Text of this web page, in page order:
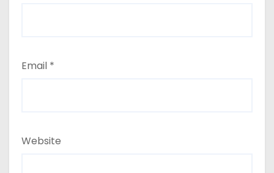
Email *
Website